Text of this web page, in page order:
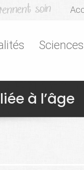
Sciences
à l’âge